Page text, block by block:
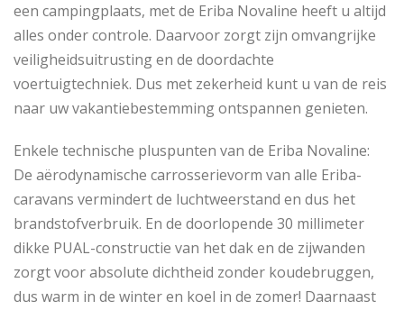
een campingplaats, met de Eriba Novaline heeft u altijd
alles onder controle. Daarvoor zorgt zijn omvangrijke
veiligheidsuitrusting en de doordachte
voertuigtechniek. Dus met zekerheid kunt u van de reis
naar uw vakantiebestemming ontspannen genieten.
Enkele technische pluspunten van de Eriba Novaline:
De aërodynamische carrosserievorm van alle Eriba-
caravans vermindert de luchtweerstand en dus het
brandstofverbruik. En de doorlopende 30 millimeter
dikke PUAL-constructie van het dak en de zijwanden
zorgt voor absolute dichtheid zonder koudebruggen,
dus warm in de winter en koel in de zomer! Daarnaast